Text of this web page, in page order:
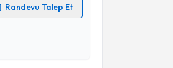
Randevu Talep Et